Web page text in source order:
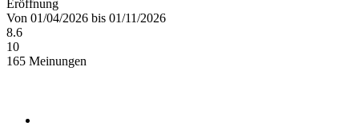
Eröffnung
Von 01/04/2026 bis 01/11/2026
8.6
10
165 Meinungen